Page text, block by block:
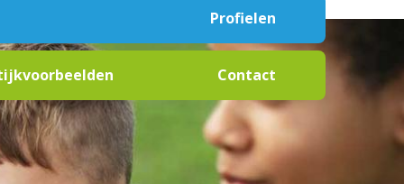
Profielen
Buurtsportcoach
Cultuurcoach
Combinatiefunctionaris
Onderwijs
Contact